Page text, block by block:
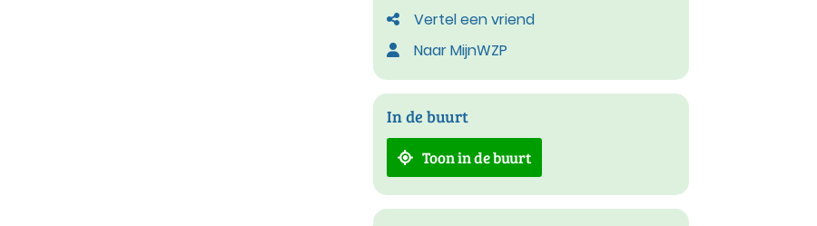
Vertel een vriend
Naar MijnWZP
In de buurt
Toon in de buurt